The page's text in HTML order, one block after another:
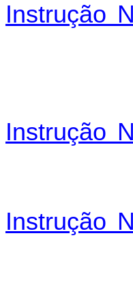
Instrução
Instrução
Instrução